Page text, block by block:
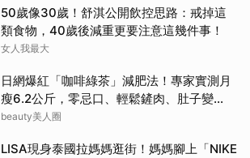
50歲像30歲！舒淇公開飲控思路：戒掉這
類食物，40歲後減重更要注意這幾件事！
女人我最大
日網爆紅「咖啡綠茶」減肥法！專家實測月
瘦6.2公斤，零忌口、輕鬆鏟肉、肚子變
小！
beauty美人圈
LISA現身泰國拉媽媽逛街！媽媽腳上「NIKE